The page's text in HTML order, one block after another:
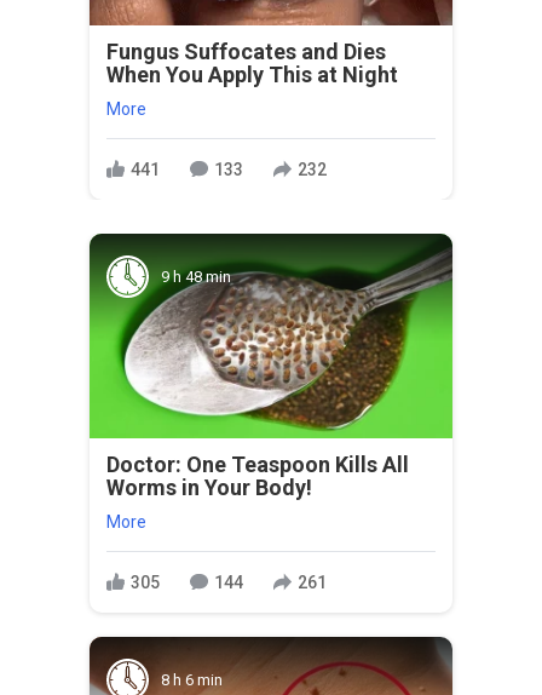
Fungus Suffocates and Dies
When You Apply This at Night
More
441 133 232
9 h 48 min
Doctor: One Teaspoon Kills All
Worms in Your Body!
More
305 144 261
8 h 6 min